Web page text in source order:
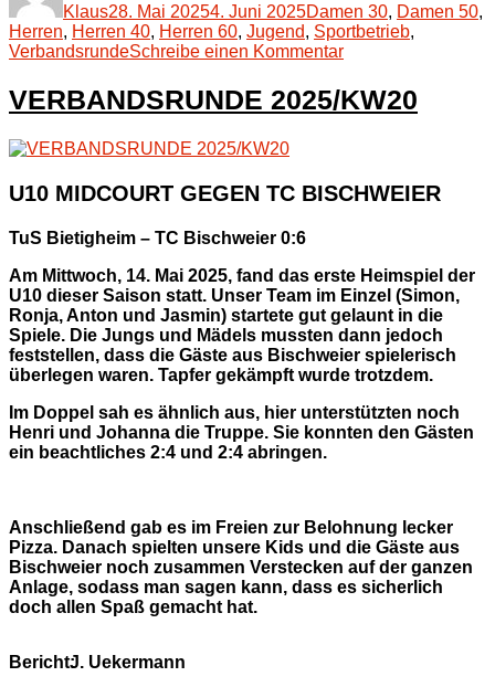
Klaus28. Mai 20254. Juni 2025Damen 30, Damen 50,
Herren, Herren 40, Herren 60, Jugend, Sportbetrieb,
VerbandsrundeSchreibe einen Kommentarzu
2025/KW21
VERBANDSRUNDE 2025/KW20
U10 MIDCOURT GEGEN TC BISCHWEIER
TuS Bietigheim – TC Bischweier 0:6
Am Mittwoch, 14. Mai 2025, fand das erste Heimspiel der
U10 dieser Saison statt. Unser Team im Einzel (Simon,
Ronja, Anton und Jasmin) startete gut gelaunt in die
Spiele. Die Jungs und Mädels mussten dann jedoch
feststellen, dass die Gäste aus Bischweier spielerisch
überlegen waren. Tapfer gekämpft wurde trotzdem.
Im Doppel sah es ähnlich aus, hier unterstützten noch
Henri und Johanna die Truppe. Sie konnten den Gästen
ein beachtliches 2:4 und 2:4 abringen.
Anschließend gab es im Freien zur Belohnung lecker
Pizza. Danach spielten unsere Kids und die Gäste aus
Bischweier noch zusammen Verstecken auf der ganzen
Anlage, sodass man sagen kann, dass es sicherlich
doch allen Spaß gemacht hat.
Bericht:J. Uekermann